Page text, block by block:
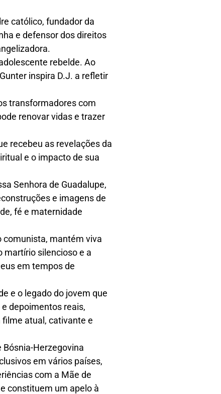
católico, fundador da
e defensor dos direitos
rebelde. Ao
inspira D.J. a refletir
transformadores com
renovar vidas e trazer
recebeu as revelações da
e o impacto de sua
Senhora de Guadalupe,
e imagens de
fé e maternidade
comunista, mantém viva
martírio silencioso e a
em tempos de
e o legado do jovem que
depoimentos reais,
filme atual, cativante e
Herzegovina
em vários países,
com a Mãe de
constituem um apelo à